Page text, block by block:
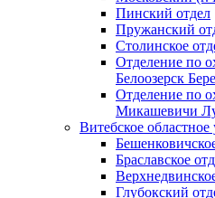
Пинский отдел
Пружанский
Столинское
Отделение по
Белоозерск
Отделение по
Микашевичи
Витебское областное
Браславское
Глубокский